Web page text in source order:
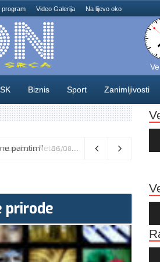
program Video Galerija Na lijevo oko
Biznis Sport Zanimljivosti
Vance kaže da će pregovori s Iranom potrajati, odbacio navode o sukobu s Netanyahuom 06/08/2026
prirode